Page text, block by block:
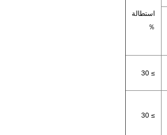
استطالة
％
≥ 30
≥ 30